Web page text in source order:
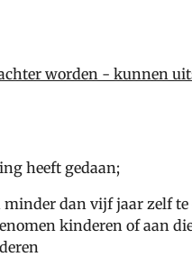
worden - kunnen
heeft gedaan;
minder dan vijf jaar zelf
kinderen of aan